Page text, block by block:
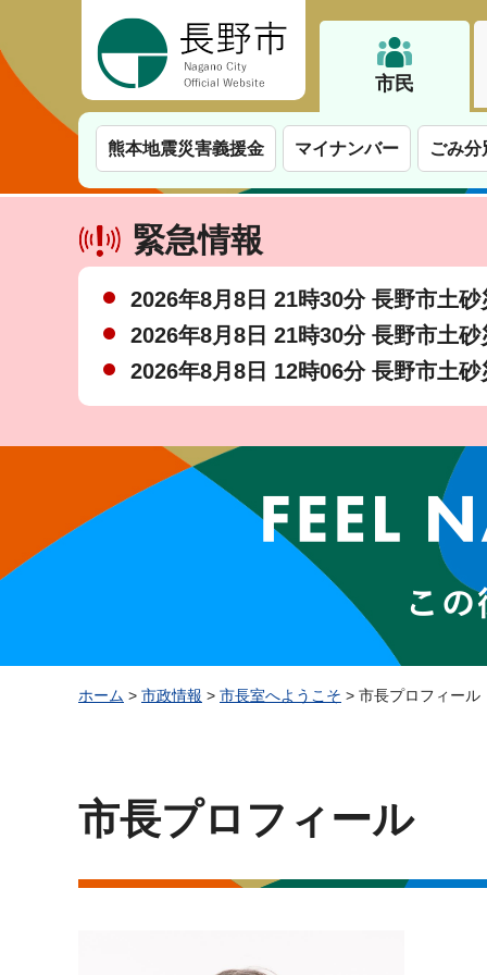
市民
熊本地震災害義援金 マイナンバー ごみ分
緊急情報
2026年8月8日 21時30分 長野市土
2026年8月8日 21時30分 長野市土
2026年8月8日 12時06分 長野市土
ホーム > 市政情報 > 市長室へようこそ > 市長プロフィール
市長プロフィール